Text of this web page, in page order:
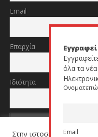
Email
Επαρχία
Ιδιότητα
Στην ιστοσελίδα μας
όλα τα
Email